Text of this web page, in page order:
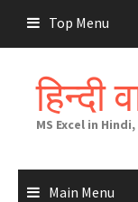
content
Top Menu
हिन्दी
MS Excel in
Main Menu